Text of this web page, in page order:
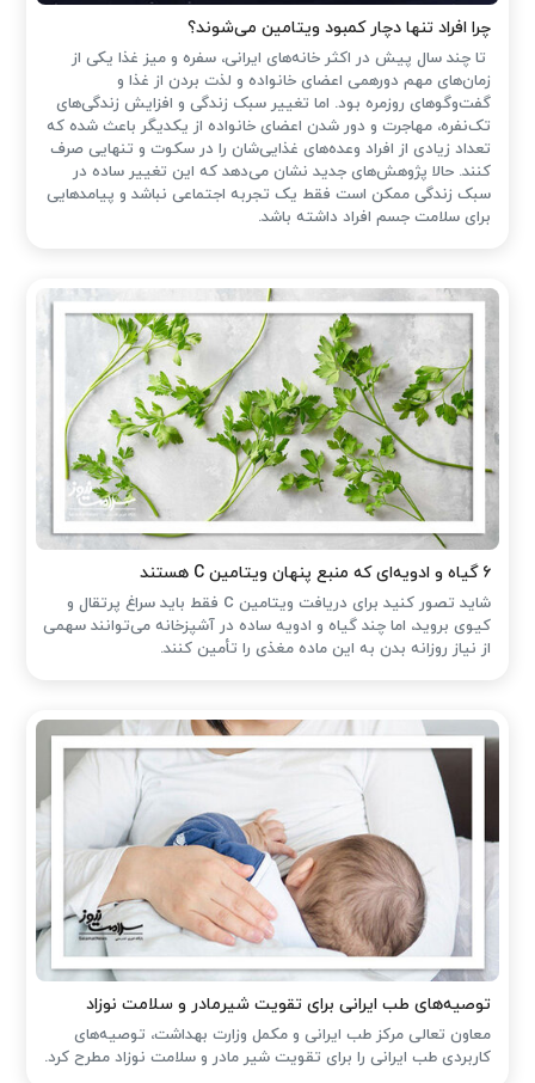
چرا افراد تنها دچار کمبود ویتامین می‌شوند؟
تا چند سال پیش در اکثر خانه‌های ایرانی، سفره و میز غذا یکی از
زمان‌های مهم دورهمی اعضای خانواده و لذت بردن از غذا و
گفت‌وگوهای روزمره بود. اما تغییر سبک زندگی و افزایش زندگی‌های
تک‌نفره، مهاجرت و دور شدن اعضای خانواده از یکدیگر باعث شده که
تعداد زیادی از افراد وعده‌های غذایی‌شان را در سکوت و تنهایی صرف
کنند. حالا پژوهش‌های جدید نشان می‌دهد که این تغییر ساده در
سبک زندگی ممکن است فقط یک تجربه اجتماعی نباشد و پیامدهایی
برای سلامت جسم افراد داشته باشد.
۶ گیاه و ادویه‌ای که منبع پنهان ویتامین C هستند
شاید تصور کنید برای دریافت ویتامین C فقط باید سراغ پرتقال و
کیوی بروید، اما چند گیاه و ادویه ساده در آشپزخانه می‌توانند سهمی
از نیاز روزانه بدن به این ماده مغذی را تأمین کنند.
توصیه‌های طب ایرانی برای تقویت شیرمادر و سلامت نوزاد
معاون تعالی مرکز طب ایرانی و مکمل وزارت بهداشت، توصیه‌های
کاربردی طب ایرانی را برای تقویت شیر مادر و سلامت نوزاد مطرح کرد.